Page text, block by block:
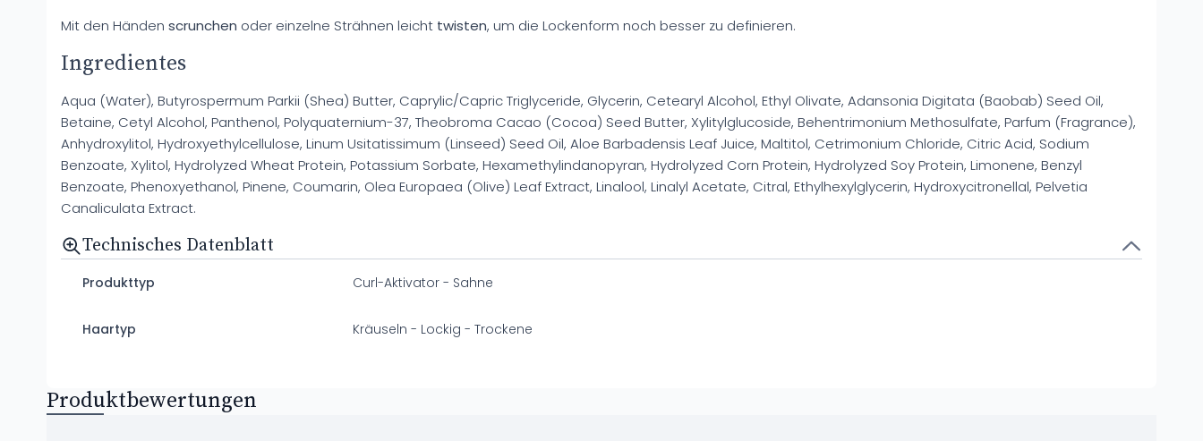
Mit den Händen scrunchen oder einzelne Strähnen leicht twisten, um die Lockenform noch besser zu definieren.
Ingredientes
Aqua (Water), Butyrospermum Parkii (Shea) Butter, Caprylic/Capric Triglyceride, Glycerin, Cetearyl Alcohol, Ethyl Olivate, Adansonia Digitata (Baobab) Seed Oil,
Betaine, Cetyl Alcohol, Panthenol, Polyquaternium-37, Theobroma Cacao (Cocoa) Seed Butter, Xylitylglucoside, Behentrimonium Methosulfate, Parfum (Fragrance),
Anhydroxylitol, Hydroxyethylcellulose, Linum Usitatissimum (Linseed) Seed Oil, Aloe Barbadensis Leaf Juice, Maltitol, Cetrimonium Chloride, Citric Acid, Sodium
Benzoate, Xylitol, Hydrolyzed Wheat Protein, Potassium Sorbate, Hexamethylindanopyran, Hydrolyzed Corn Protein, Hydrolyzed Soy Protein, Limonene, Benzyl
Benzoate, Phenoxyethanol, Pinene, Coumarin, Olea Europaea (Olive) Leaf Extract, Linalool, Linalyl Acetate, Citral, Ethylhexylglycerin, Hydroxycitronellal, Pelvetia
Canaliculata Extract.
Technisches Datenblatt
Produkttyp Curl-Aktivator - Sahne
Haartyp Kräuseln - Lockig - Trockene
Produktbewertungen